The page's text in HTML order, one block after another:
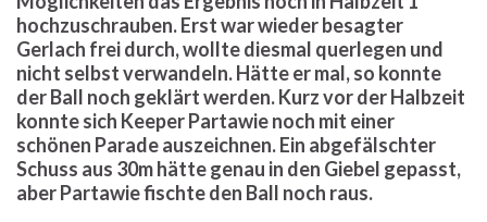
hochzuschrauben. Erst war wieder besagter
Gerlach frei durch, wollte diesmal querlegen und
nicht selbst verwandeln. Hätte er mal, so konnte
der Ball noch geklärt werden. Kurz vor der Halbzeit
konnte sich Keeper Partawie noch mit einer
schönen Parade auszeichnen. Ein abgefälschter
Schuss aus 30m hätte genau in den Giebel gepasst,
aber Partawie fischte den Ball noch raus.